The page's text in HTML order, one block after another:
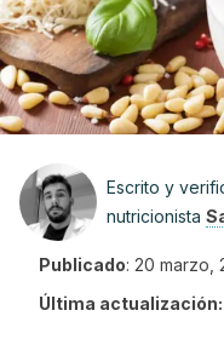
Escrito y
nutricionista
Publicado: 20 marzo,
Última actualización: